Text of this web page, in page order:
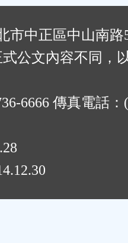
市中正區中山南
公文內容不同，
6666 傳真電話：